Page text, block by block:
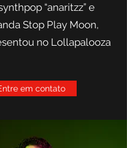
“anaritzz” e
Stop Play Moon,
no Lollapalooza
em contato